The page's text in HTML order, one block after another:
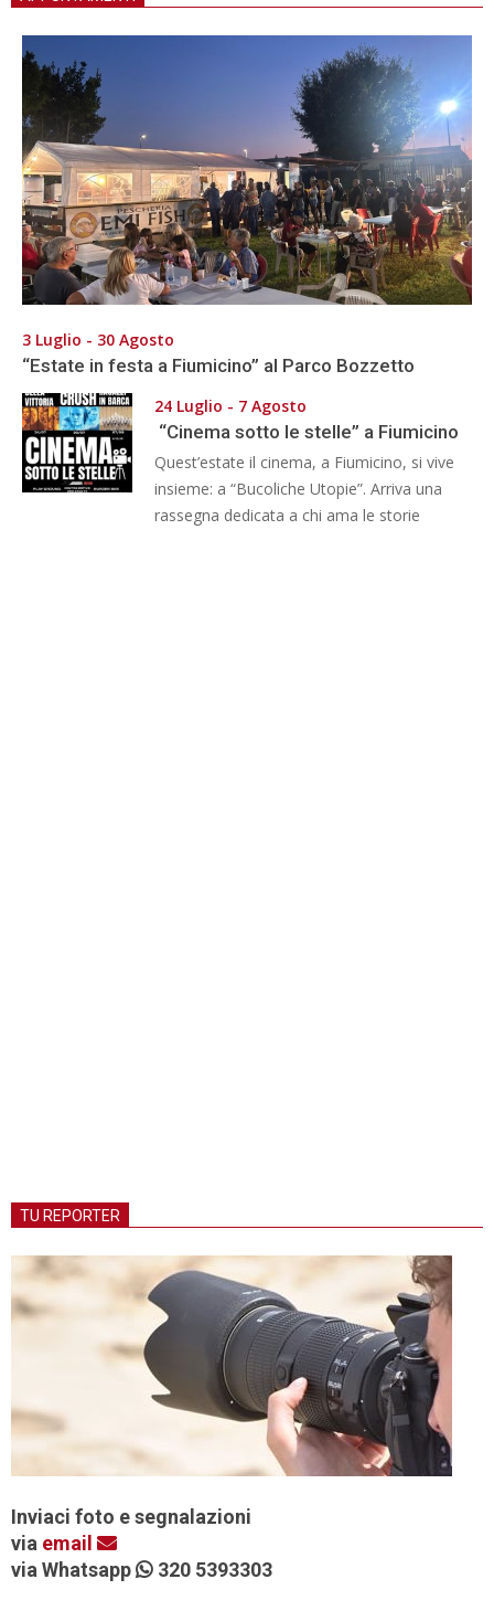
3 Luglio - 30 Agosto
“Estate in festa a Fiumicino” al Parco Bozzetto
24 Luglio - 7 Agosto
“Cinema sotto le stelle” a Fiumicino
Quest’estate il cinema, a Fiumicino, si vive
insieme: a “Bucoliche Utopie”. Arriva una
rassegna dedicata a chi ama le storie
TU REPORTER
Inviaci foto e segnalazioni
via email
via Whatsapp
320 5393303